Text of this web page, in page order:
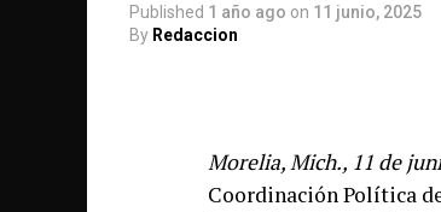
Published 1 año ago on 11 junio, 2025
By Redaccion
Morelia, Mich., 11 de
Coordinación Política